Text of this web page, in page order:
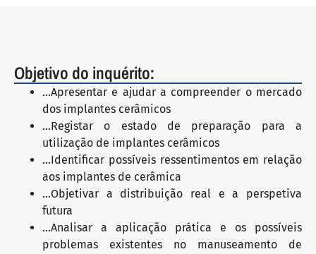
Objetivo do inquérito:
...Apresentar e ajudar a compreender o mercado
dos implantes cerâmicos
...Registar o estado de preparação para a
utilização de implantes cerâmicos
...Identificar possíveis ressentimentos em relação
aos implantes de cerâmica
...Objetivar a distribuição real e a perspetiva
futura
...Analisar a aplicação prática e os possíveis
problemas existentes no manuseamento de